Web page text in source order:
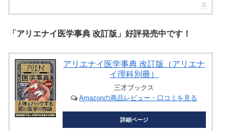
「アリエナイ医学事典 改訂版」好評発売中です！
アリエナイ医学事典 改訂版（アリエナ
イ理科別冊）
三才ブックス
Amazonの商品レビュー・口コミを見る
詳細ページ